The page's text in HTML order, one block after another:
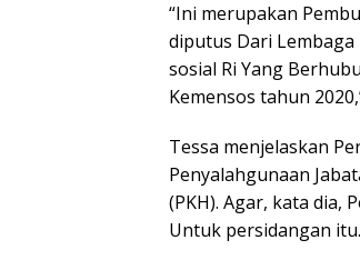
“Ini merupakan
diputus Dari
sosial Ri Yang
Kemensos tahun
Tessa menjelaskan
Penyalahgunaan
(PKH). Agar, kata dia,
Untuk persidangan itu.